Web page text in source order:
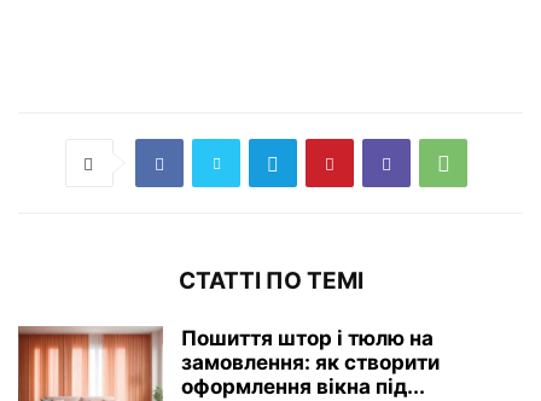
СТАТТІ ПО ТЕМІ
Пошиття штор і тюлю на
замовлення: як створити
оформлення вікна під...